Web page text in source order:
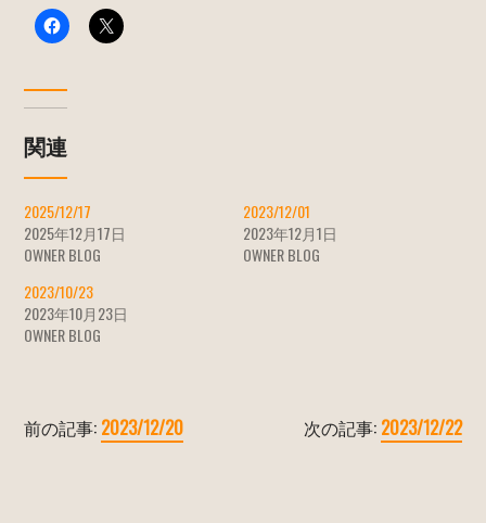
関連
2025/12/17
2025年12月17日
OWNER BLOG
2023/12/01
2023年12月1日
OWNER BLOG
2023/10/23
2023年10月23日
OWNER BLOG
前の記事: 2023/12/20 次の記事: 2023/12/22